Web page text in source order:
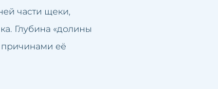
части щеки,
Глубина «долины
причинами её